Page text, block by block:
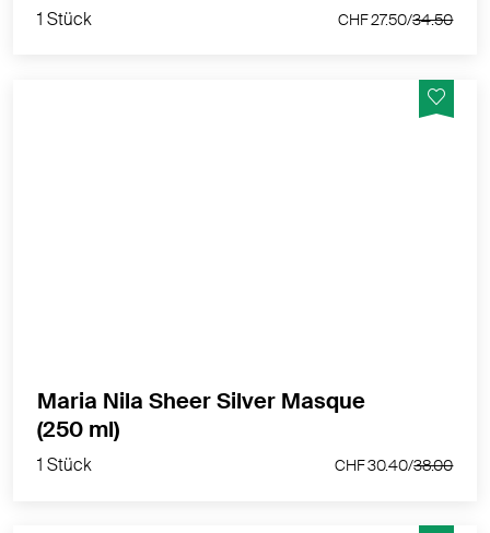
1 Stück CHF 27.50/34.50
1 Stück
Maria Nila Sheer Silver Masque
(250 ml)
1 Stück CHF 30.40/38.00